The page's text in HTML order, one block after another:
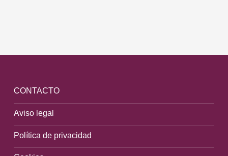
CONTACTO
Aviso legal
Política de privacidad